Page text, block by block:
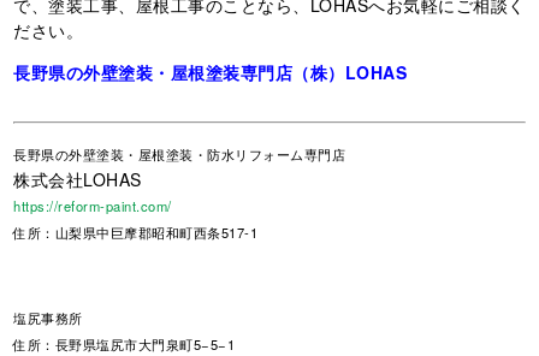
ださい。
長野県の外壁塗装・屋根塗装専門店（株）LOHAS
長野県の外壁塗装・屋根塗装・防水リフォーム専門店
株式会社LOHAS
https://reform-paint.com/
住所：山梨県中巨摩郡昭和町西条517-1
塩尻事務所
住所：長野県塩尻市大門泉町5−5−1